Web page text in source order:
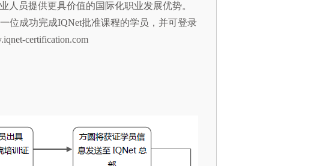
人员提供更具价值的国际化职业发展优势。
位成功完成IQNet批准课程的学员，并可登录
certification.com